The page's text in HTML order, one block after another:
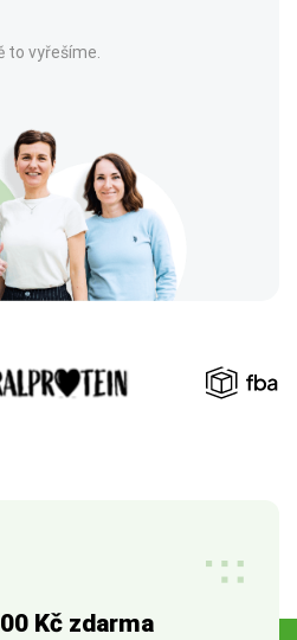
to vyřešíme.
Kč zdarma